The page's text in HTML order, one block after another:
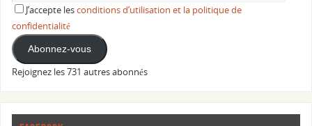
J’accepte lesconditions d’utilisation et la politique de
confidentialité
Abonnez-vous
Rejoignez les 731 autres abonnés